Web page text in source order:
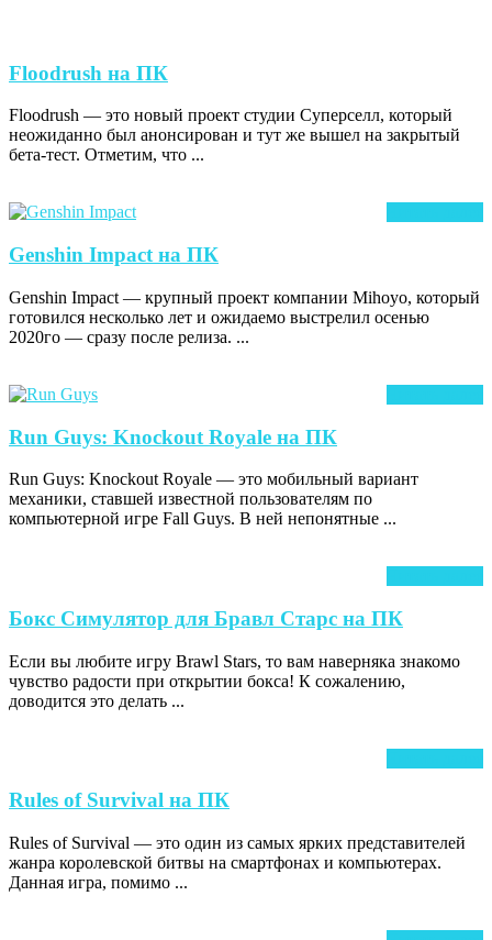
Floodrush на ПКFloodrush
ПК
Floodrush — это новый проект студии Суперселл, который
неожиданно был анонсирован и тут же вышел на закрытый
бета-тест. Отметим, что ...
Genshin Impact на ПКGenshin
на
ПК
Genshin Impact — крупный проект компании Mihoyo, который
готовился несколько лет и ожидаемо выстрелил осенью
2020го — сразу после релиза. ...
Run Guys: Knockout Royale на ПКRun
Knockout
Royale
на
Run Guys: Knockout Royale — это мобильный вариант
механики, ставшей известной пользователям по
компьютерной игре Fall Guys. В ней непонятные ...
Бокс Симулятор для Бравл Старс на ПКБокс
для
Бравл
Если вы любите игру Brawl Stars, то вам наверняка знакомо
чувство радости при открытии бокса! К сожалению,
доводится это делать ...
Rules of Survival на ПКRules
Survival
на
Rules of Survival — это один из самых ярких представителей
жанра королевской битвы на смартфонах и компьютерах.
Данная игра, помимо ...